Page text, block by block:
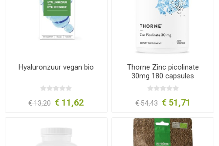
Hyaluronzuur vegan bio
€ 13,20 € 11,62
Thorne Zinc picolinate
30mg 180 capsules
€ 54,43 € 51,71